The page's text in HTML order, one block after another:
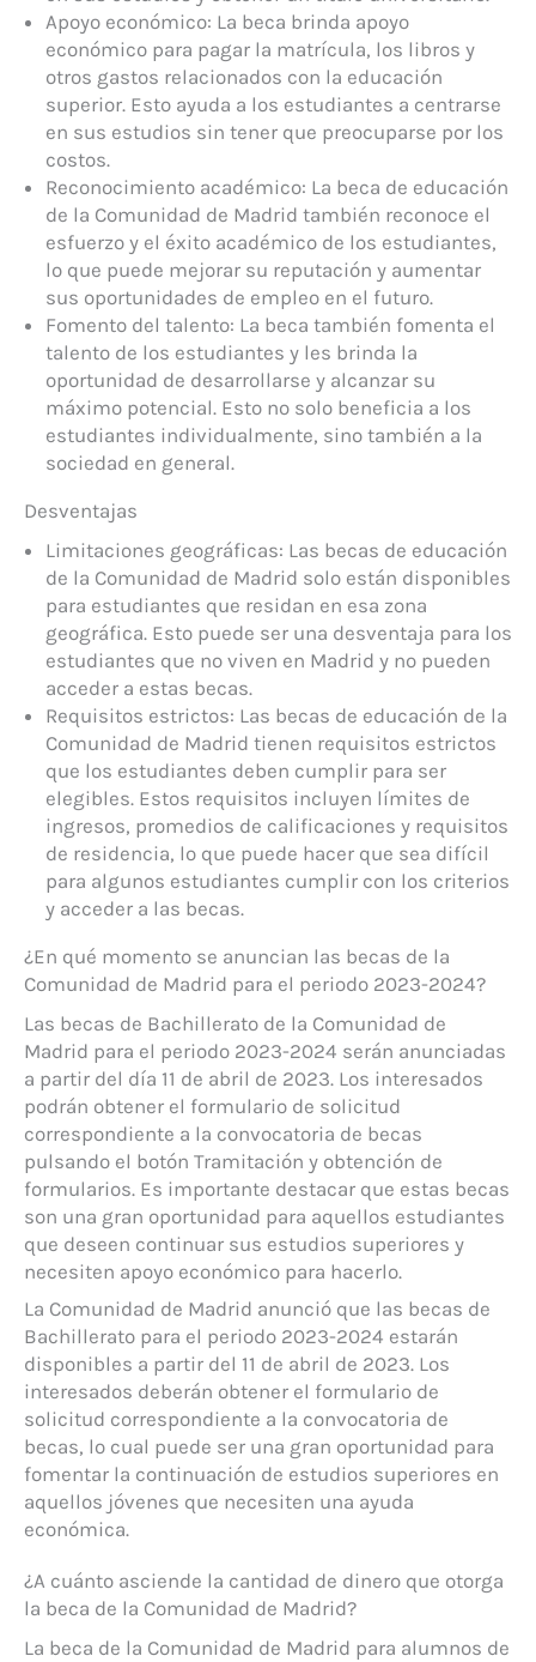
Apoyo económico: La beca brinda apoyo
económico para pagar la matrícula, los libros y
otros gastos relacionados con la educación
superior. Esto ayuda a los estudiantes a centrarse
en sus estudios sin tener que preocuparse por los
costos.
Reconocimiento académico: La beca de educación
de la Comunidad de Madrid también reconoce el
esfuerzo y el éxito académico de los estudiantes,
lo que puede mejorar su reputación y aumentar
sus oportunidades de empleo en el futuro.
Fomento del talento: La beca también fomenta el
talento de los estudiantes y les brinda la
oportunidad de desarrollarse y alcanzar su
máximo potencial. Esto no solo beneficia a los
estudiantes individualmente, sino también a la
sociedad en general.
Desventajas
Limitaciones geográficas: Las becas de educación
de la Comunidad de Madrid solo están disponibles
para estudiantes que residan en esa zona
geográfica. Esto puede ser una desventaja para los
estudiantes que no viven en Madrid y no pueden
acceder a estas becas.
Requisitos estrictos: Las becas de educación de la
Comunidad de Madrid tienen requisitos estrictos
que los estudiantes deben cumplir para ser
elegibles. Estos requisitos incluyen límites de
ingresos, promedios de calificaciones y requisitos
de residencia, lo que puede hacer que sea difícil
para algunos estudiantes cumplir con los criterios
y acceder a las becas.
¿En qué momento se anuncian las becas de la
Comunidad de Madrid para el periodo 2023-2024?
Las becas de Bachillerato de la Comunidad de
Madrid para el periodo 2023-2024 serán anunciadas
a partir del día 11 de abril de 2023. Los interesados
podrán obtener el formulario de solicitud
correspondiente a la convocatoria de becas
pulsando el botón Tramitación y obtención de
formularios. Es importante destacar que estas becas
son una gran oportunidad para aquellos estudiantes
que deseen continuar sus estudios superiores y
necesiten apoyo económico para hacerlo.
La Comunidad de Madrid anunció que las becas de
Bachillerato para el periodo 2023-2024 estarán
disponibles a partir del 11 de abril de 2023. Los
interesados deberán obtener el formulario de
solicitud correspondiente a la convocatoria de
becas, lo cual puede ser una gran oportunidad para
fomentar la continuación de estudios superiores en
aquellos jóvenes que necesiten una ayuda
económica.
¿A cuánto asciende la cantidad de dinero que otorga
la beca de la Comunidad de Madrid?
La beca de la Comunidad de Madrid para alumnos de